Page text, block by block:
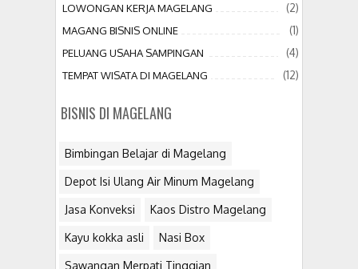
LOWONGAN KERJA MAGELANG (2)
MAGANG BISNIS ONLINE (1)
PELUANG USAHA SAMPINGAN (4)
TEMPAT WISATA DI MAGELANG (12)
BISNIS DI MAGELANG
Bimbingan Belajar di Magelang
Depot Isi Ulang Air Minum Magelang
Jasa Konveksi Kaos Distro Magelang
Kayu kokka asli Nasi Box
Sawangan Merpati Tinggian